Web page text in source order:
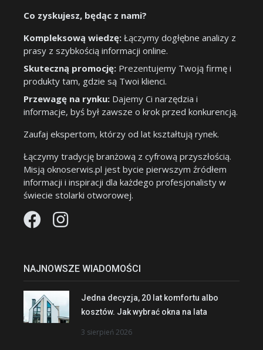
Co zyskujesz, będąc z nami?
Kompleksową wiedzę: Łączymy dogłębne analizy z
prasy z szybkością informacji online.
Skuteczną promocję: Prezentujemy Twoją firmę i
produkty tam, gdzie są Twoi klienci.
Przewagę na rynku: Dajemy Ci narzędzia i
informacje, byś był zawsze o krok przed konkurencją.
Zaufaj ekspertom, którzy od lat kształtują rynek.
Łączymy tradycję branżową z cyfrową przyszłością.
Misją oknoserwis.pl jest bycie pierwszym źródłem
informacji i inspiracji dla każdego profesjonalisty w
świecie stolarki otworowej.
NAJNOWSZE WIADOMOŚCI
Jedna decyzja, 20 lat komfortu albo
kosztów. Jak wybrać okna na lata
3 sierpień 2026